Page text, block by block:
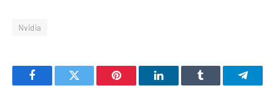
Nvidia
FacebookTwitter Pinterest LinkedInTumblr